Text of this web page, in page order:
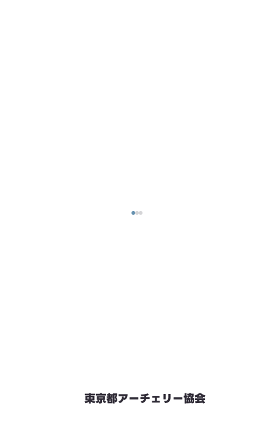
東京都アーチェリー協会